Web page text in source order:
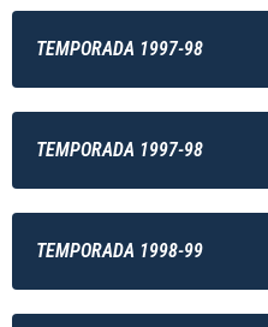
TEMPORADA 1997-98
TEMPORADA 1997-98
TEMPORADA 1998-99